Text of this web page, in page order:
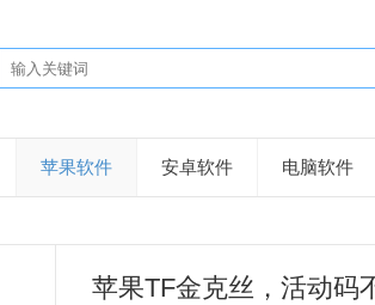
苹果软件 安卓软件 电脑软件
苹果TF金克丝，活动码